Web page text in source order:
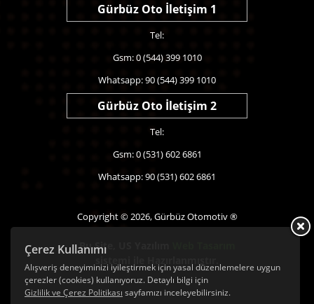
Çerez Kullanımı
Alışveriş deneyiminizi iyileştirmek için yasal düzenlemelere uygun
çerezler (cookies) kullanıyoruz. Detaylı bilgi için
Gizlilik ve Çerez Politikası sayfamızı inceleyebilirsiniz.
Gürbüz Oto İletişim 1
Tel:
Gsm: 0 (544) 399 1010
Whatsapp: 90 (544) 399 1010
Gürbüz Oto İletişim 2
Tel:
Gsm: 0 (531) 602 6861
Whatsapp: 90 (531) 602 6861
Copyright © 2026, Gürbüz Otomotiv ®
Bu Site,